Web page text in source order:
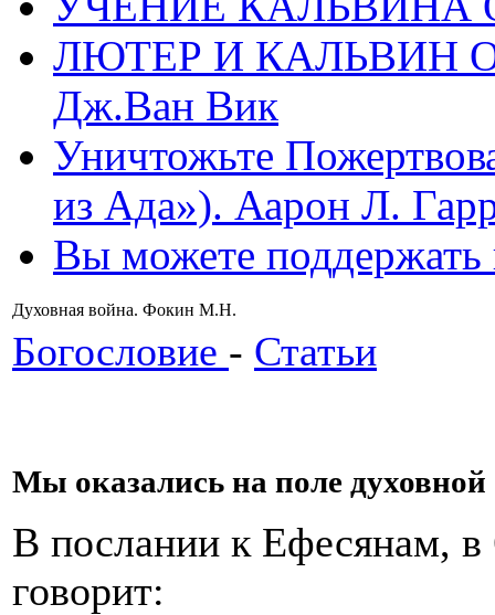
ЛЮТЕР И КАЛЬВИН
Дж.Ван Вик
Уничтожьте
из Ада»). Аарон Л.
Вы можете
Духовная война. Фокин М.Н.
Богословие - Статьи
Мы оказались на поле
В послании к Ефесянам, в
говорит: